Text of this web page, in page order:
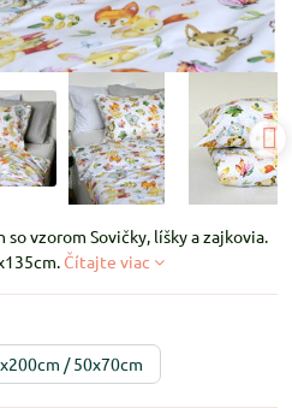
vzorom Sovičky, líšky a zajkovia.
Čítajte viac
/ 50x70cm